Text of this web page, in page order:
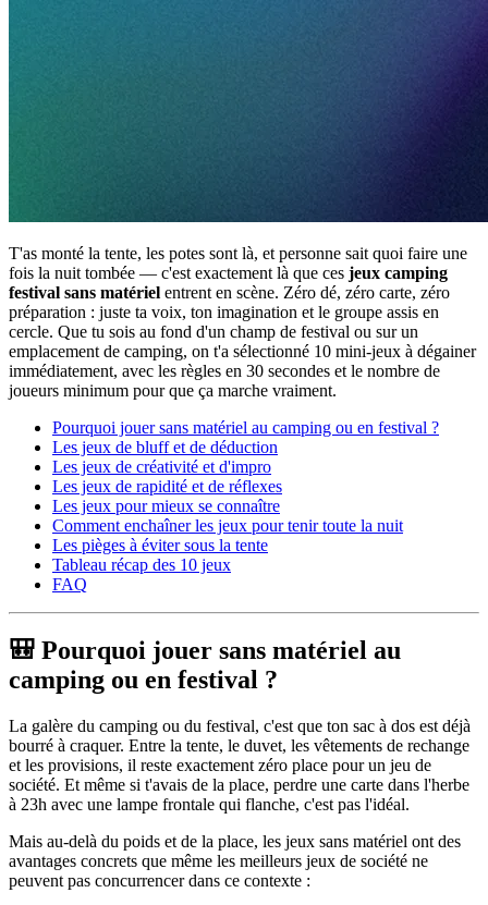
T'as monté la tente, les potes sont là, et personne sait quoi faire une
fois la nuit tombée — c'est exactement là que ces jeux camping
festival sans matériel entrent en scène. Zéro dé, zéro carte, zéro
préparation : juste ta voix, ton imagination et le groupe assis en
cercle. Que tu sois au fond d'un champ de festival ou sur un
emplacement de camping, on t'a sélectionné 10 mini-jeux à dégainer
immédiatement, avec les règles en 30 secondes et le nombre de
joueurs minimum pour que ça marche vraiment.
Pourquoi jouer sans matériel au camping ou en festival ?
Les jeux de bluff et de déduction
Les jeux de créativité et d'impro
Les jeux de rapidité et de réflexes
Les jeux pour mieux se connaître
Comment enchaîner les jeux pour tenir toute la nuit
Les pièges à éviter sous la tente
Tableau récap des 10 jeux
FAQ
🎒 Pourquoi jouer sans matériel au
camping ou en festival ?
La galère du camping ou du festival, c'est que ton sac à dos est déjà
bourré à craquer. Entre la tente, le duvet, les vêtements de rechange
et les provisions, il reste exactement zéro place pour un jeu de
société. Et même si t'avais de la place, perdre une carte dans l'herbe
à 23h avec une lampe frontale qui flanche, c'est pas l'idéal.
Mais au-delà du poids et de la place, les jeux sans matériel ont des
avantages concrets que même les meilleurs jeux de société ne
peuvent pas concurrencer dans ce contexte :